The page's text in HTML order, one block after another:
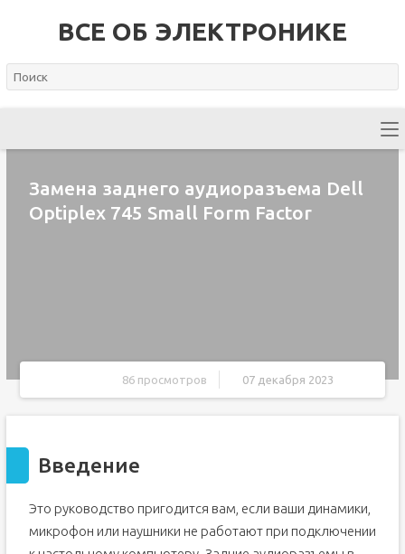
ВСЕ ОБ ЭЛЕКТРОНИКЕ
Замена заднего аудиоразъема Dell
Optiplex 745 Small Form Factor
86 просмотров 07 декабря 2023
Введение
Это руководство пригодится вам, если ваши динамики,
микрофон или наушники не работают при подключении